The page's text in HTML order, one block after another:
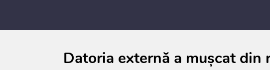
Datoria externă a mușcat din